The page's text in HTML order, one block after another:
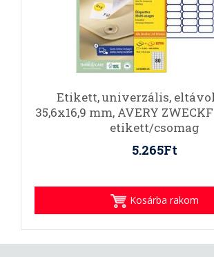
Etikett, univerzális,
35,6x16,9 mm, AVERY
etikett/csomag
5.265Ft
Kosárba rakom